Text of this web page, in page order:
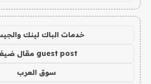
خدمات الباك لينك
guest post مقال ضيف
سوق العرب